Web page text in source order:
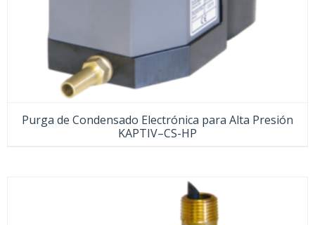
Purga de Condensado Electrónica para Alta Presión
KAPTIV–CS-HP